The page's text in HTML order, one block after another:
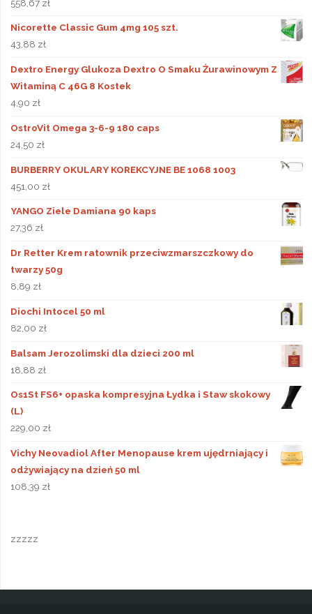
558,67 zł
Nicorette Classic Gum 4mg 105 szt.
43,88 zł
Dextro Energy Glukoza Dextro O Smaku Żurawinowym Z
Witaminą C 46G 8 Kostek
4,90 zł
OstroVit Omega 3-6-9 180 caps
24,50 zł
BURBERRY OKULARY KOREKCYJNE BE 1068 1003
451,00 zł
YANGO Ziele Damiana 90 kaps
27,36 zł
Dr Retter Krem ratownik przeciwzmarszczkowy do
twarzy 50g
8,89 zł
Diochi Intocel 50 ml
82,00 zł
Balsam Jerozolimski dla dzieci 200 ml
18,88 zł
Os1St FS6+ opaska kompresyjna Łydka i Staw skokowy
(L)
229,00 zł
Vichy Neovadiol After Menopause krem ujędrniający i
odżywiający na dzień 50 ml
108,39 zł
zzzzz